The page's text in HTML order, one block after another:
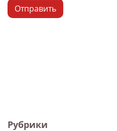
Рубрики
Отправить